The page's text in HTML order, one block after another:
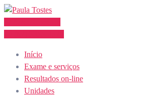
Skip
Início
Exame e serviços
Resultados on-line
Unidades